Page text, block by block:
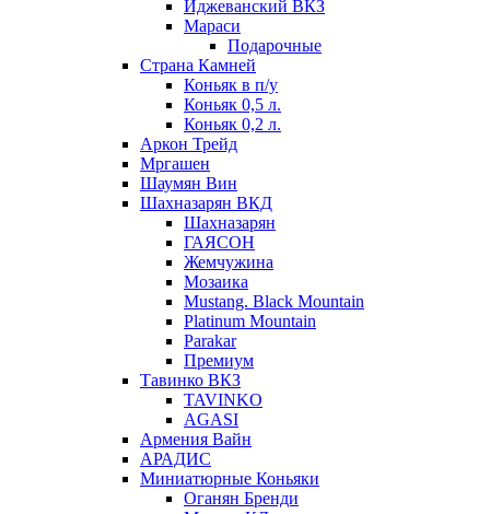
Иджеванский ВКЗ
Мараси
Подарочные
Страна Камней
Коньяк в п/у
Коньяк 0,5 л.
Коньяк 0,2 л.
Аркон Трейд
Мргашен
Шаумян Вин
Шахназарян ВКД
Шахназарян
ГАЯСОН
Жемчужина
Мозаика
Mustang. Black Mountain
Platinum Mountain
Parakar
Премиум
Тавинко ВКЗ
TAVINKO
AGASI
Армения Вайн
АРАДИС
Миниатюрные Коньяки
Оганян Бренди